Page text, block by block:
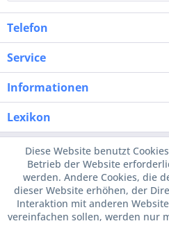
Telefon
Service
Informationen
Lexikon
Diese Website benutzt
Betrieb der Website
werden. Andere Cookies, die
dieser Website erhöhen, der
Interaktion mit anderen
vereinfachen sollen, werden nur